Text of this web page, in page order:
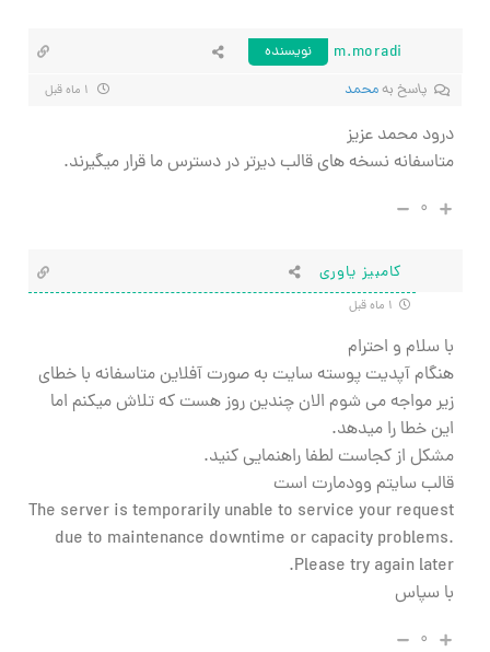
m.moradi
نویسنده
پاسخ بهمحمد
درود محمد عزیز
متاسفانه نسخه های قالب دیرتر در دسترس ما قرار میگیرند.
۰
کامبیز یاوری
با سلام و احترام
هنگام آپدیت پوسته سایت به صورت آفلاین متاسفانه با خطای
زیر مواجه می شوم الان چندین روز هست که تلاش میکنم اما
این خطا را میدهد.
مشکل از کجاست لطفا راهنمایی کنید.
قالب سایتم وودمارت است
The server is temporarily unable to service your request
due to maintenance downtime or capacity problems.
Please try again later.
با سپاس
۰